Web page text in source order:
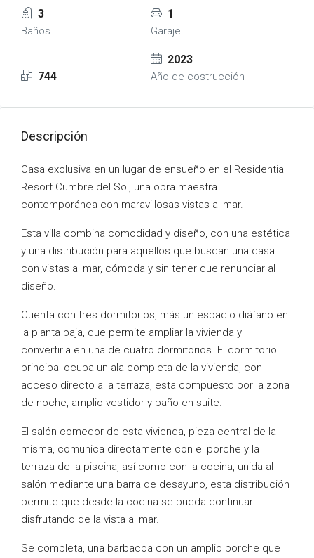
3
Baños
1
Garaje
744
2023
Año de costrucción
Descripción
Casa exclusiva en un lugar de ensueño en el Residential
Resort Cumbre del Sol, una obra maestra
contemporánea con maravillosas vistas al mar.
Esta villa combina comodidad y diseño, con una estética
y una distribución para aquellos que buscan una casa
con vistas al mar, cómoda y sin tener que renunciar al
diseño.
Cuenta con tres dormitorios, más un espacio diáfano en
la planta baja, que permite ampliar la vivienda y
convertirla en una de cuatro dormitorios. El dormitorio
principal ocupa un ala completa de la vivienda, con
acceso directo a la terraza, esta compuesto por la zona
de noche, amplio vestidor y baño en suite.
El salón comedor de esta vivienda, pieza central de la
misma, comunica directamente con el porche y la
terraza de la piscina, así como con la cocina, unida al
salón mediante una barra de desayuno, esta distribución
permite que desde la cocina se pueda continuar
disfrutando de la vista al mar.
Se completa, una barbacoa con un amplio porche que